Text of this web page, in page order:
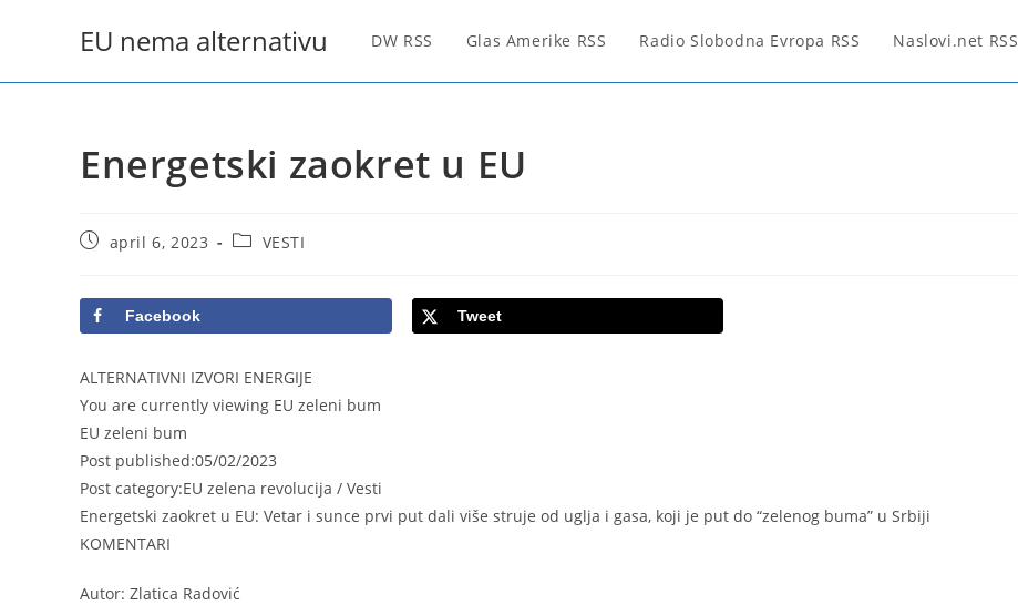
EU nema alternativu DW RSS Glas Amerike RSS Radio Slobodna Evropa RSS Naslovi.net RSS
Energetski zaokret u EU
Postapril 6, 2023
PostVESTI
Facebook Tweet
ALTERNATIVNI IZVORI ENERGIJE
You are currently viewing EU zeleni bum
EU zeleni bum
Post published:05/02/2023
Post category:EU zelena revolucija / Vesti
Energetski zaokret u EU: Vetar i sunce prvi put dali više struje od uglja i gasa, koji je put do “zelenog buma” u Srbiji
KOMENTARI
Autor: Zlatica Radović